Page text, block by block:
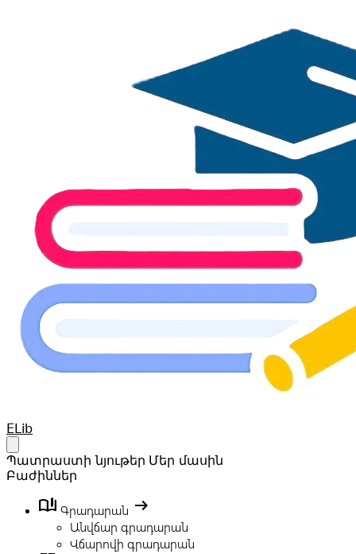
Your Company
ELib
Պատրաստի նյութեր Մեր մասին
Բաժիններ
book_ribbon Գրադարան arrow_right_alt
Անվճար գրադարան
Վճարովի գրադարան